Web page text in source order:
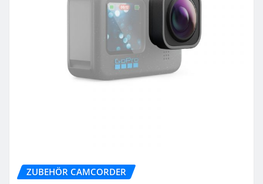
ZUBEHÖR CAMCORDER